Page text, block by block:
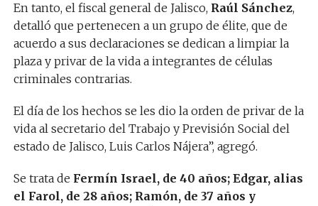
En tanto, el fiscal general de Jalisco,Raúl Sánchez,
detalló que pertenecen a un grupo de élite, que de
acuerdo a sus declaraciones se dedican a limpiar la
plaza y privar de la vida a integrantes de células
criminales contrarias.
El día de los hechos se les dio la orden de privar de la
vida al secretario del Trabajo y Previsión Social del
estado de Jalisco, Luis Carlos Nájera”, agregó.
Se trata de Fermín Israel, de 40 años; Edgar, alias
el Farol, de 28 años; Ramón, de 37 años y